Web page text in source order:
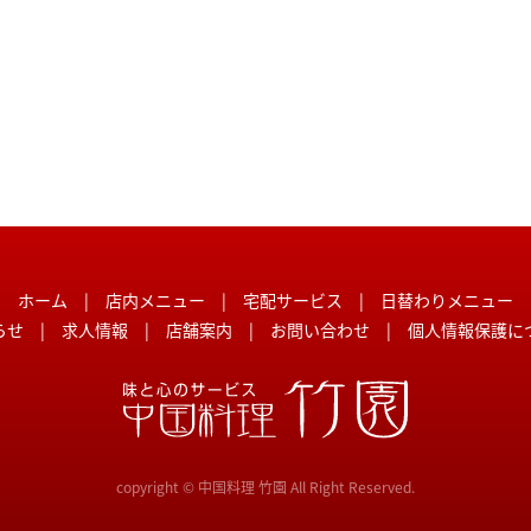
ホーム | 店内メニュー | 宅配サービス | 日替わりメニュー
せ | 求人情報 | 店舗案内 | お問い合わせ | 個人情報保護に
copyright © 中国料理 竹園 All Right Reserved.